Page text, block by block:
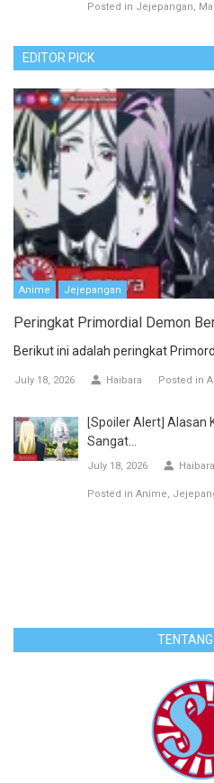
Posted in Jejepangan
EDITOR PICK
Anime Jejepangan
Peringkat Primordial Demon
Berikut ini adalah peringkat
July 18, 2026 Haibara Posted in
[Spoiler Alert] Alasan
Sangat...
July 18, 2026 Haibara
Posted in Anime
TENTANG